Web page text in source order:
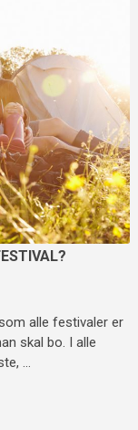
alle festivaler er
skal bo. I alle
…